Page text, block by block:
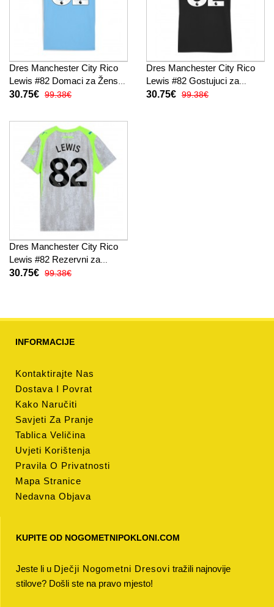
Dres Manchester City Rico
Lewis #82 Domaci za Žensko
2025-26 Kratak Rukav
30.75€ 99.38€
Dres Manchester City Rico
Lewis #82 Gostujuci za
Žensko 2025-26 Kratak
30.75€ 99.38€
Dres Manchester City Rico
Lewis #82 Rezervni za
Žensko 2025-26 Kratak
30.75€ 99.38€
INFORMACIJE
Kontaktirajte Nas
Dostava I Povrat
Kako Naručiti
Savjeti Za Pranje
Tablica Veličina
Uvjeti Korištenja
Pravila O Privatnosti
Mapa Stranice
Nedavna Objava
KUPITE OD NOGOMETNIPOKLONI.COM
Jeste li u Dječji Nogometni Dresovi tražili najnovije
stilove? Došli ste na pravo mjesto!